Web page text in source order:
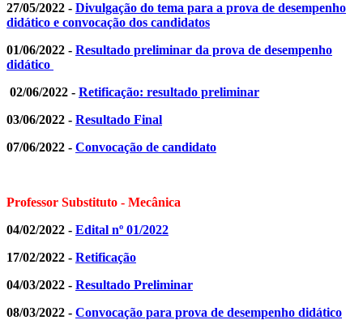
27/05/2022 - Divulgação do tema para a prova de desempenho
didático e convocação dos candidatos
01/06/2022 - Resultado preliminar da prova de desempenho
didático
02/06/2022 - Retificação: resultado preliminar
03/06/2022 - Resultado Final
07/06/2022 - Convocação de candidato
Professor Substituto - Mecânica
04/02/2022 - Edital nº 01/2022
17/02/2022 - Retificação
04/03/2022 - Resultado Preliminar
08/03/2022 - Convocação para prova de desempenho didático